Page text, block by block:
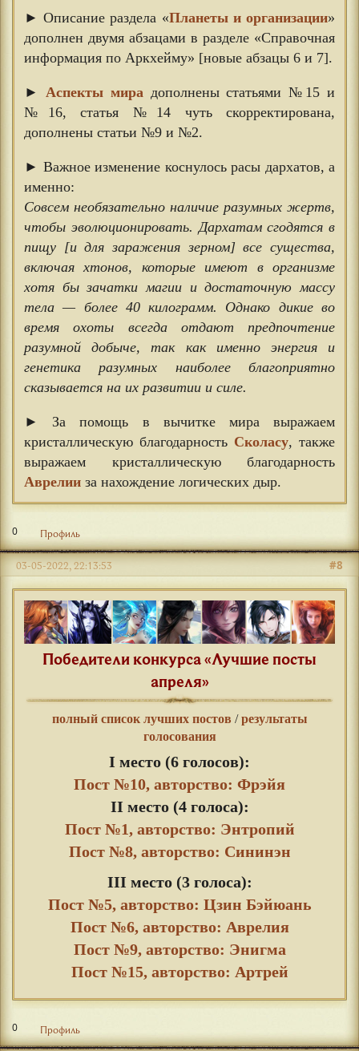
► Описание раздела «Планеты и организации»
дополнен двумя абзацами в разделе «Справочная
информация по Аркхейму» [новые абзацы 6 и 7].
► Аспекты мира дополнены статьями №15 и
№16, статья №14 чуть скорректирована,
дополнены статьи №9 и №2.
► Важное изменение коснулось расы дархатов, а
именно:
Совсем необязательно наличие разумных жертв,
чтобы эволюционировать. Дархатам сгодятся в
пищу [и для заражения зерном] все существа,
включая хтонов, которые имеют в организме
хотя бы зачатки магии и достаточную массу
тела — более 40 килограмм. Однако дикие во
время охоты всегда отдают предпочтение
разумной добыче, так как именно энергия и
генетика разумных наиболее благоприятно
сказывается на их развитии и силе.
► За помощь в вычитке мира выражаем
кристаллическую благодарность Сколасу, также
выражаем кристаллическую благодарность
Аврелии за нахождение логических дыр.
0 Профиль
#8
03-05-2022, 22:13:53
Победители конкурса «Лучшие посты
апреля»
полный список лучших постов /результаты
голосования
I место (6 голосов):
Пост №10, авторство: Фрэйя
II место (4 голоса):
Пост №1, авторство: Энтропий
Пост №8, авторство: Сининэн
III место (3 голоса):
Пост №5, авторство: Цзин Бэйюань
Пост №6, авторство: Аврелия
Пост №9, авторство: Энигма
Пост №15, авторство: Артрей
0 Профиль